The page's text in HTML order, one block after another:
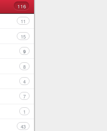
116
11
15
9
8
4
7
1
43